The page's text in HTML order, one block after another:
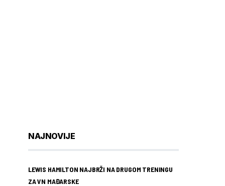
NAJNOVIJE
LEWIS HAMILTON NAJBRŽI NA DRUGOM TRENINGU
ZA VN MAĐARSKE